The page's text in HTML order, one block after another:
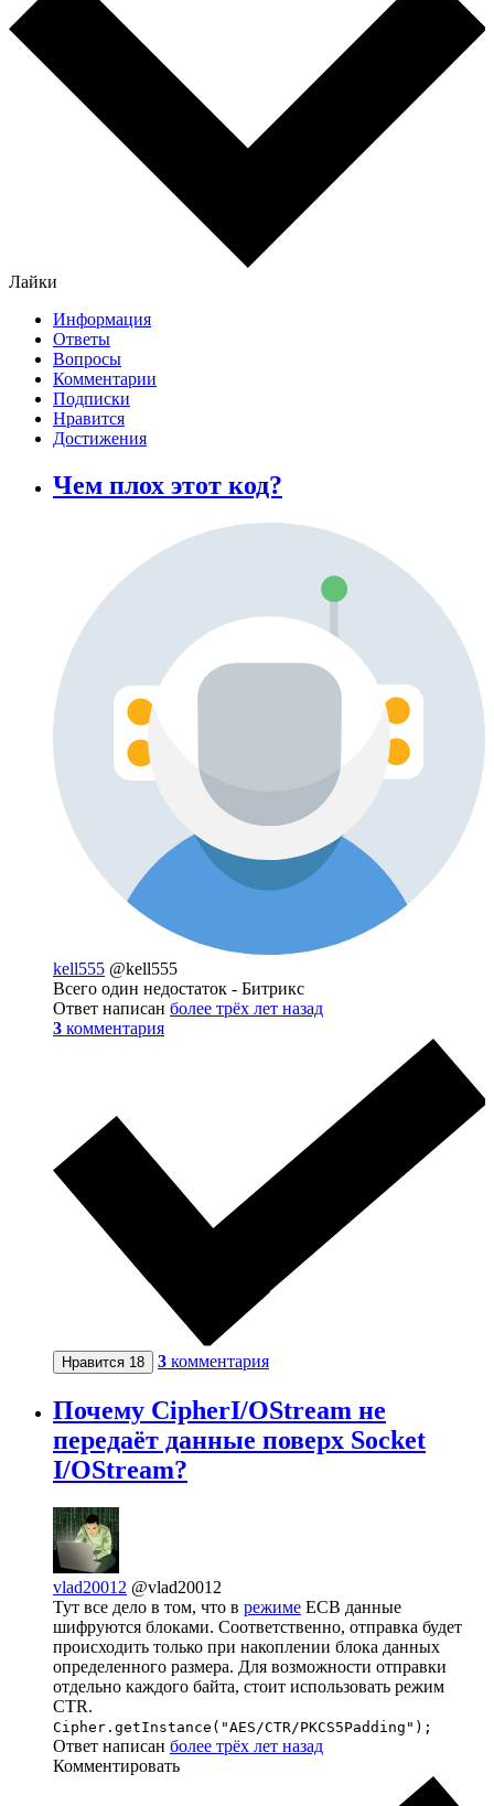
Лайки
Информация
Ответы
Вопросы
Комментарии
Подписки
Нравится
Достижения
Чем плох этот код?
kell555 @kell555
Всего один недостаток - Битрикс
Ответ написан более трёх лет назад
3 комментария
Нравится 18 3 комментария
Почему CipherI/OStream не
передаёт данные поверх Socket
I/OStream?
vlad20012 @vlad20012
Тут все дело в том, что в режиме ECB данные
шифруются блоками. Соответственно, отправка будет
происходить только при накоплении блока данных
определенного размера. Для возможности отправки
отдельно каждого байта, стоит использовать режим
CTR.
Cipher.getInstance("AES/CTR/PKCS5Padding");
Ответ написан более трёх лет назад
Комментировать